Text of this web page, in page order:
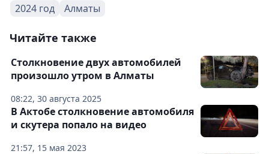
2024 год Алматы
Читайте также
08:22, 30 августа 2025
Столкновение двух автомобилей
произошло утром в Алматы
21:57, 15 мая 2023
В Актобе столкновение автомобиля
и скутера попало на видео